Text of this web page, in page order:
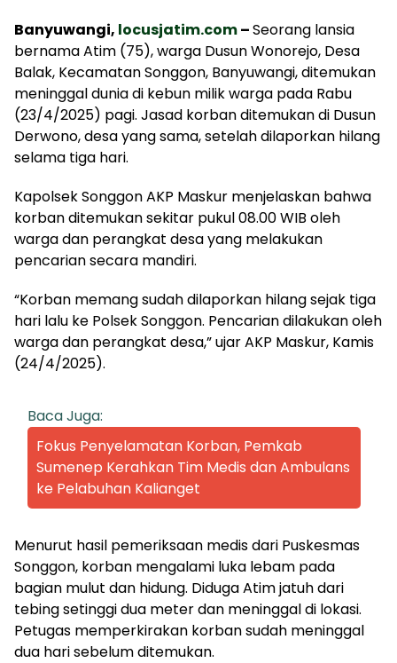
Banyuwangi, locusjatim.com–Seorang lansia
bernama Atim (75), warga Dusun Wonorejo, Desa
Balak, Kecamatan Songgon, Banyuwangi, ditemukan
meninggal dunia di kebun milik warga pada Rabu
(23/4/2025) pagi. Jasad korban ditemukan di Dusun
Derwono, desa yang sama, setelah dilaporkan hilang
selama tiga hari.
Kapolsek Songgon AKP Maskur menjelaskan bahwa
korban ditemukan sekitar pukul 08.00 WIB oleh
warga dan perangkat desa yang melakukan
pencarian secara mandiri.
“Korban memang sudah dilaporkan hilang sejak tiga
hari lalu ke Polsek Songgon. Pencarian dilakukan oleh
warga dan perangkat desa,” ujar AKP Maskur, Kamis
(24/4/2025).
Baca Juga:
Fokus Penyelamatan Korban, Pemkab
Sumenep Kerahkan Tim Medis dan Ambulans
ke Pelabuhan Kalianget
Menurut hasil pemeriksaan medis dari Puskesmas
Songgon, korban mengalami luka lebam pada
bagian mulut dan hidung. Diduga Atim jatuh dari
tebing setinggi dua meter dan meninggal di lokasi.
Petugas memperkirakan korban sudah meninggal
dua hari sebelum ditemukan.